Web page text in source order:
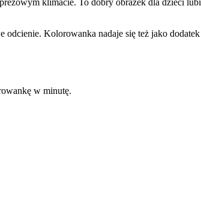
Kolorowanka nadaje się też jako
w minutę.